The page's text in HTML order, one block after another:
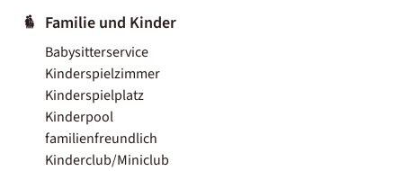
Familie und Kinder
Babysitterservice
Kinderspielzimmer
Kinderspielplatz
Kinderpool
familienfreundlich
Kinderclub/Miniclub